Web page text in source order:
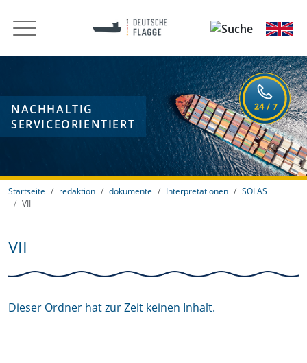
NACHHALTIG
SERVICEORIENTIERT
Startseite redaktion dokumente Interpretationen
SOLAS
VII
VII
Dieser Ordner hat zur Zeit keinen Inhalt.